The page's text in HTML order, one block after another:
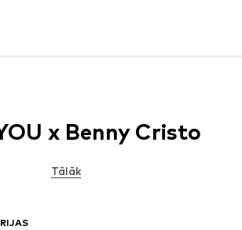
x Benny Cristo
Tālāk